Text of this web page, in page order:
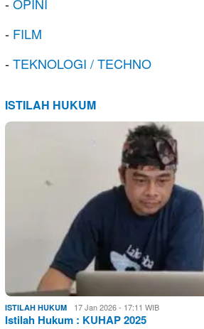
-OPINI
- FILM
-TEKNOLOGI / TECHNO
ISTILAH HUKUM
ISTILAH HUKUM 17 Jan 2026 - 17:11 WIB
Istilah Hukum : KUHAP 2025